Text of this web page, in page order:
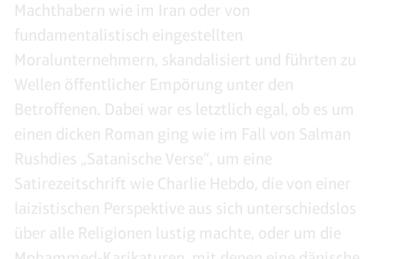
Machthabern wie im Iran oder von
fundamentalistisch eingestellten
Moralunternehmern, skandalisiert und führten zu
Wellen öffentlicher Empörung unter den
Betroffenen. Dabei war es letztlich egal, ob es um
einen dicken Roman ging wie im Fall von Salman
Rushdies „Satanische Verse“, um eine
Satirezeitschrift wie Charlie Hebdo, die von einer
laizistischen Perspektive aus sich unterschiedslos
über alle Religionen lustig machte, oder um die